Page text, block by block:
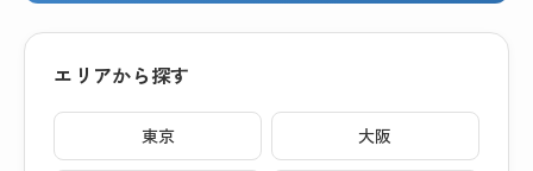
エリアから探す
東京 大阪